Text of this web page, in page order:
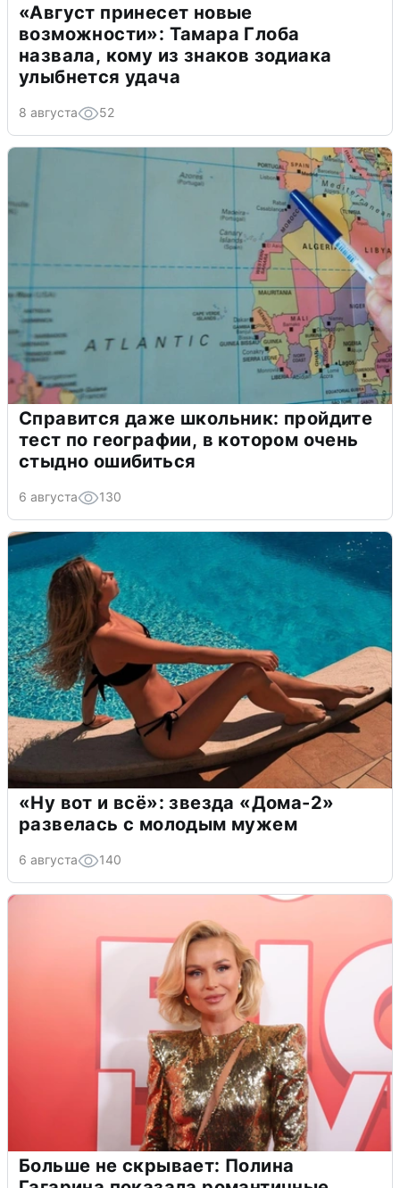
«Август принесет новые
возможности»: Тамара Глоба
назвала, кому из знаков зодиака
улыбнется удача
8 августа 52
Справится даже школьник: пройдите
тест по географии, в котором очень
стыдно ошибиться
6 августа 130
«Ну вот и всё»: звезда «Дома-2»
развелась с молодым мужем
6 августа 140
Больше не скрывает: Полина